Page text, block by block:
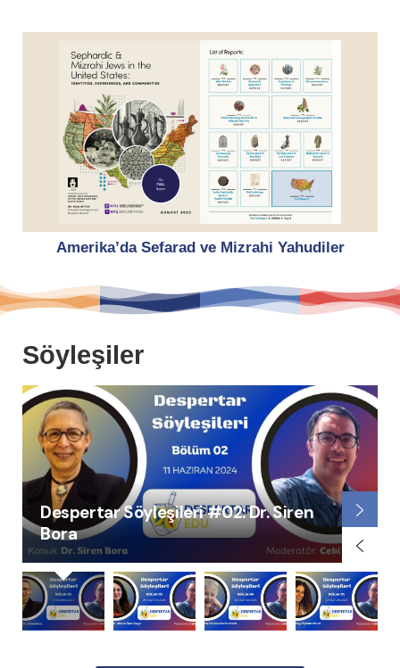
Amerika’da Sefarad ve Mizrahi Yahudiler
Söyleşiler
Despertar Söyleşileri #03: Dr. Merve
Şule Çaycı